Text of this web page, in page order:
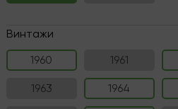
Винтажи
1960
1961
1963 1964